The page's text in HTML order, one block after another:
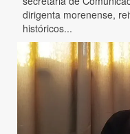
dirigenta morenense,
históricos...